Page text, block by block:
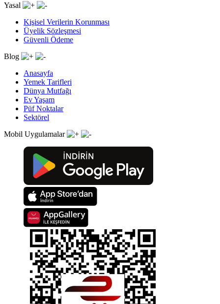
Yasal
Kişisel Verilerin Korunması
Üyelik Sözleşmesi
Güvenli Ödeme
Blog
Anasayfa
Yemek Tarifleri
Dünya Mutfağı
Ev Yaşam
Püf Noktalar
Sektörel
Mobil Uygulamalar